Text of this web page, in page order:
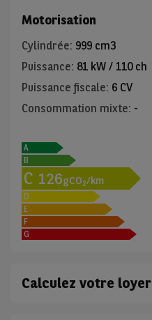
Motorisation
Cylindrée: 999 cm3
Puissance: 81 kW / 110 ch
Puissance fiscale: 6 CV
Consommation mixte: -
A
B
C 126gCO2/km
D
E
F
G
Calculez votre loyer